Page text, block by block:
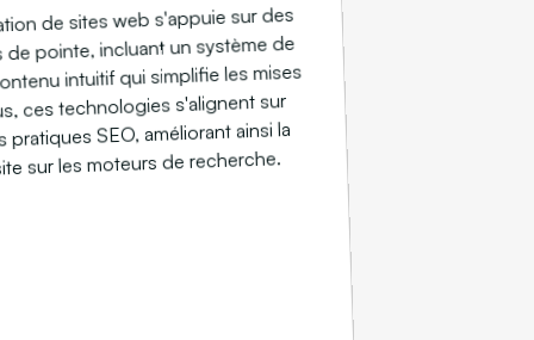
de sites web s'appuie sur des
pointe, incluant un système de
intuitif qui simplifie les mises
ces technologies s'alignent sur
pratiques SEO, améliorant ainsi la
sur les moteurs de recherche.